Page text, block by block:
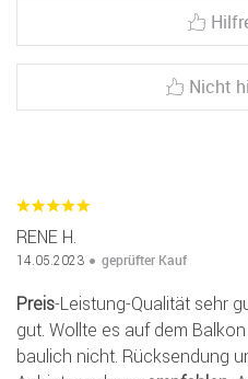
Nicht
RENE H.
14.05.2023 geprüfter Kauf
Preis-Leistung-Qualität sehr
gut. Wollte es auf dem
baulich nicht. Rücksendung